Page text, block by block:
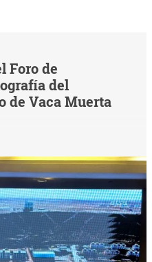
Foro de
del
de Vaca Muerta